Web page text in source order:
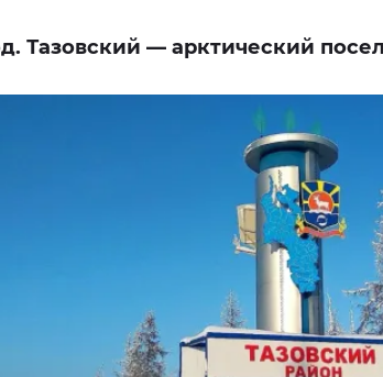
Тазовский — арктический